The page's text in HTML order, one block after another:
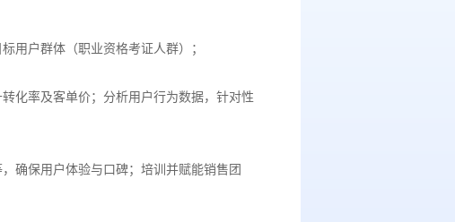
用户群体（职业资格考证人群）；
化率及客单价；分析用户行为数据，针对性
确保用户体验与口碑；培训并赋能销售团